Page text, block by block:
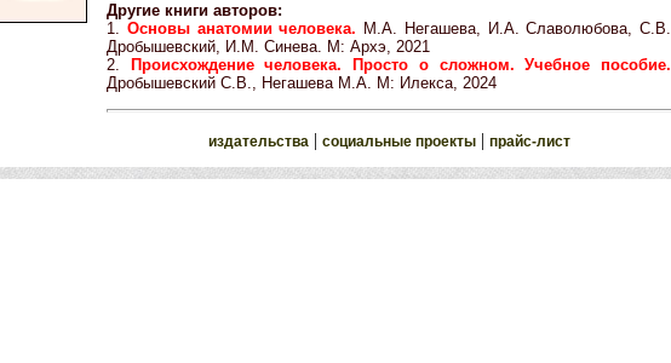
Другие книги авторов:
1. Основы анатомии человека. М.А. Негашева, И.А. Славолюбова, С.В.
Дробышевский, И.М. Синева. М: Архэ, 2021
2.
Происхождение человека. Просто о сложном. Учебное пособие.
Дробышевский С.В., Негашева М.А. М: Илекса, 2024
издательства | социальные проекты| прайс-лист